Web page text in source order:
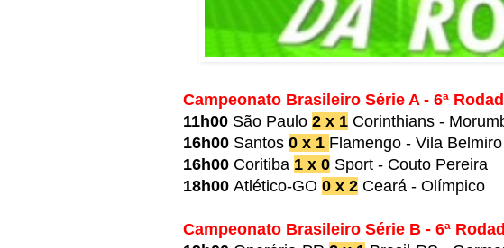
Campeonato Brasileiro Série A - 6ª
11h00 São Paulo 2 x 1 Corinthians -
16h00 Santos 0 x 1 Flamengo - Vila Belmiro
16h00 Coritiba 1 x 0 Sport - Couto Pereira
18h00 Atlético-GO 0 x 2 Ceará - Olímpico
Campeonato Brasileiro Série B - 6ª